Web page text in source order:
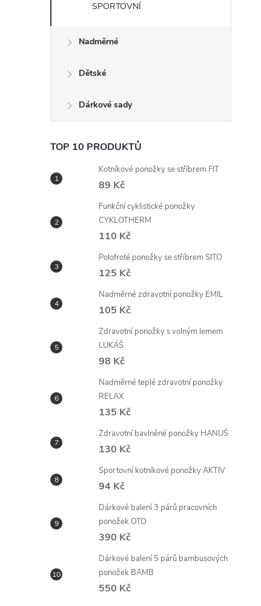
l
SPORTOVNÍ
Nadměrné
Dětské
Dárkové sady
TOP 10 PRODUKTŮ
Kotníkové ponožky se stříbrem FIT
89 Kč
Funkční cyklistické ponožky
CYKLOTHERM
110 Kč
Polofroté ponožky se stříbrem SITO
125 Kč
Nadměrné zdravotní ponožky EMIL
105 Kč
Zdravotní ponožky s volným lemem
LUKÁŠ
98 Kč
Nadměrné teplé zdravotní ponožky
RELAX
135 Kč
Zdravotní bavlněné ponožky HANUŠ
130 Kč
Sportovní kotníkové ponožky AKTIV
94 Kč
Dárkové balení 3 párů pracovních
ponožek OTO
390 Kč
Dárkové balení 5 párů bambusových
ponožek BAMB
550 Kč